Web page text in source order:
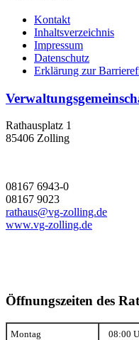
Kontakt
Inhaltsverzeichnis
Impressum
Datenschutz
Erklärung zur
Rathausplatz 1
85406 Zolling
08167 6943-0
08167 9023
rathaus@vg-zolling.de
www.vg-zolling.de
Öffnungszeiten des
Montag 08:00